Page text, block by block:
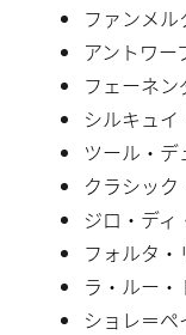
ファンメ
アントワー
フェーネ
シルキュ
ツール・デ
クラシッ
ジロ・ディ
フォルタ
ラ・ルー
ショレ＝